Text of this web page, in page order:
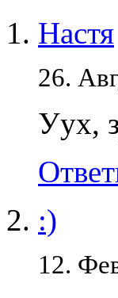
Настя
26.
Уух,
:)
12.